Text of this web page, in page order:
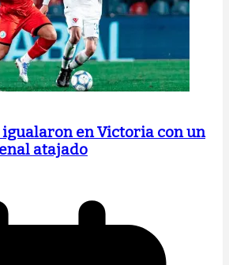
en Victoria con un
atajado